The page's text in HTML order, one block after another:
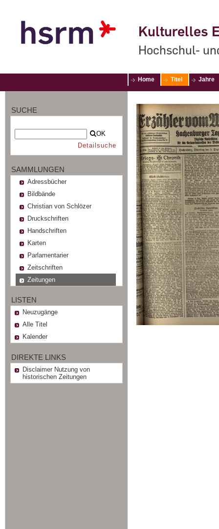
Kulturelles
Hochschul-
Home Titel Jahre
SUCHE
OK
Detailsuche
SAMMLUNGEN
Adressbücher
Bildbände
Christian von Schlözer
Druckschriften
Handschriften
Karten
Parlamentarier
Zeitschriften
Zeitungen
LISTEN
Neuzugänge
Alle Titel
Kalender
DIREKTE LINKS
Disclaimer Nutzung von
historischen Zeitungen